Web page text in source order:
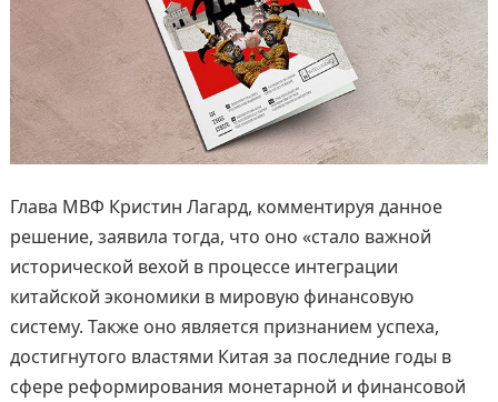
Глава МВФ Кристин Лагард, комментируя данное
решение, заявила тогда, что оно «стало важной
исторической вехой в процессе интеграции
китайской экономики в мировую финансовую
систему. Также оно является признанием успеха,
достигнутого властями Китая за последние годы в
сфере реформирования монетарной и финансовой